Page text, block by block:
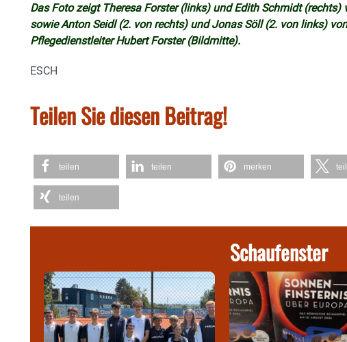
Das Foto zeigt Theresa Forster (links) und Edith Schmidt
sowie Anton Seidl (2. von rechts) und Jonas Söll (2. von links)
Pflegedienstleiter Hubert Forster (Bildmitte).
ESCH
Teilen Sie diesen Beitrag!
teilen teilen merken
teilen
Schaufenster